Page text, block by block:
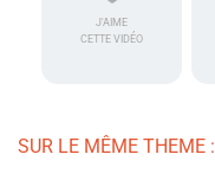
J'AIME
CETTE VIDÉO
SUR LE MÊME THEME :